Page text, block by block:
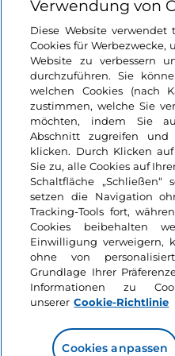
Essen und
Pesto
Art
2 Minuten
Kunst und Kultur
Mimmo Rotella
Verwendung von
Diese Website
Cookies für
Website zu verbessern
durchzuführen. Sie
welchen Cookies (nach
zustimmen, welche Sie
möchten, indem Sie
Abschnitt zugreifen und
klicken. Durch Klicken auf
Sie zu, alle Cookies auf
Schaltfläche
setzen die Navigation
Tracking-Tools fort,
Cookies beibehalten
Einwilligung verweigern,
ohne von
Grundlage Ihrer
Informationen zu
unserer Cookie-Richtlinie
Cookies anpassen